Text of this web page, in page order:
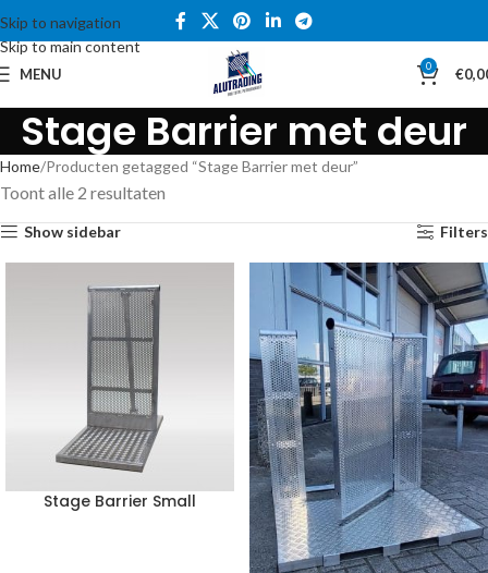
Skip to navigation
Skip to main content
MENU 0 €
Stage Barrier met deur
Home Producten getagged “Stage Barrier met deur”
Toont alle 2 resultaten
Show sidebar Filters
Stage Barrier Small